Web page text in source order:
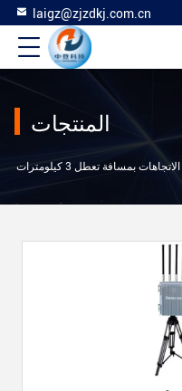
laigz@zjzdkj.com.cn
المنتجات
الاتجاهات بمسافة تعطل 3 كيلومترات